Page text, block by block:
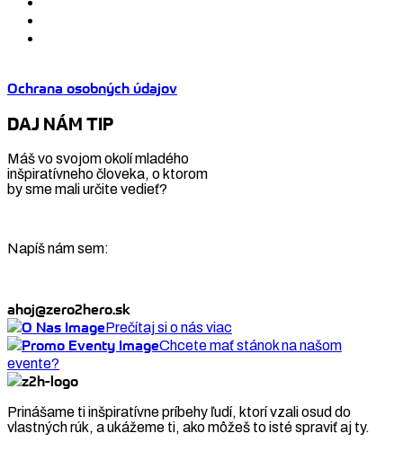
Ochrana osobných údajov
DAJ NÁM TIP
Máš vo svojom okolí mladého
inšpiratívneho človeka, o ktorom
by sme mali určite vedieť?
Napíš nám sem:
ahoj@zero2hero.sk
Prečítaj si o nás viac
Chcete mať stánok na našom
evente?
Prinášame ti inšpiratívne príbehy ľudí, ktorí vzali osud do
vlastných rúk, a ukážeme ti, ako môžeš to isté spraviť aj ty.